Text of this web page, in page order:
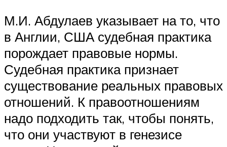
М.И. Абдулаев указывает на то, что
в Англии, США судебная практика
порождает правовые нормы.
Судебная практика признает
существование реальных правовых
отношений. К правоотношениям
надо подходить так, чтобы понять,
что они участвуют в генезисе